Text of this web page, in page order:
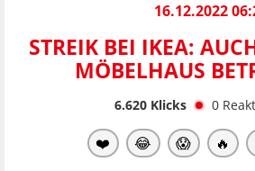
16.12.2022
STREIK BEI IKEA:
MÖBELHAUS
6.620Klicks 0
❤️ 😂 😱 🔥